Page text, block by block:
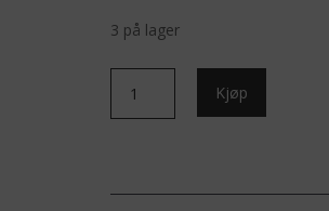
3 på lager
Blonde
Kjøp